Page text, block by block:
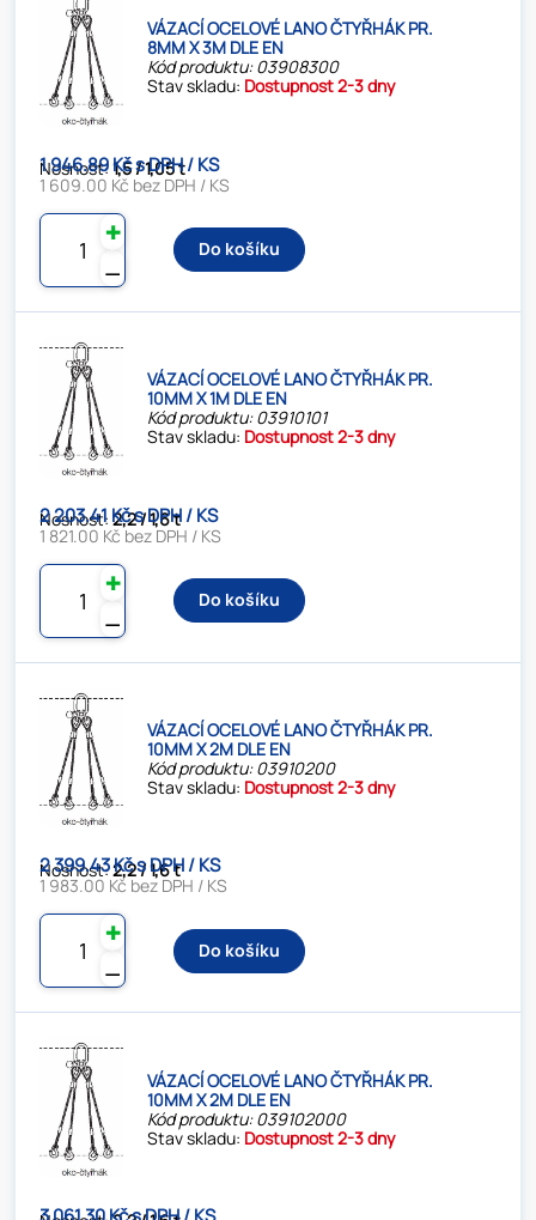
VÁZACÍ OCELOVÉ LANO ČTYŘHÁK PR.
8MM X 3M DLE EN
Kód produktu: 03908300
Stav skladu: Dostupnost 2-3 dny
Nosnost:1,5 / 1,05 t
1 946.89 Kč s DPH / KS
1 609.00 Kč bez DPH / KS
⚊
✚
Do košíku
VÁZACÍ OCELOVÉ LANO ČTYŘHÁK PR.
10MM X 1M DLE EN
Kód produktu: 03910101
Stav skladu: Dostupnost 2-3 dny
Nosnost:2,2 / 1,6 t
2 203.41 Kč s DPH / KS
1 821.00 Kč bez DPH / KS
⚊
✚
Do košíku
VÁZACÍ OCELOVÉ LANO ČTYŘHÁK PR.
10MM X 2M DLE EN
Kód produktu: 03910200
Stav skladu: Dostupnost 2-3 dny
Nosnost:2,2 / 1,6 t
2 399.43 Kč s DPH / KS
1 983.00 Kč bez DPH / KS
⚊
✚
Do košíku
VÁZACÍ OCELOVÉ LANO ČTYŘHÁK PR.
10MM X 2M DLE EN
Kód produktu: 039102000
Stav skladu: Dostupnost 2-3 dny